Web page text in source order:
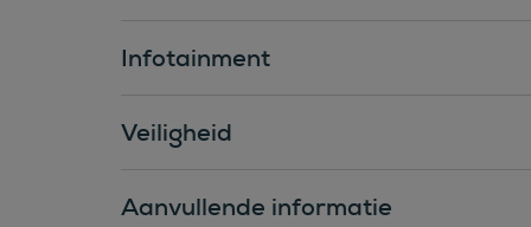
Infotainment
Veiligheid
Aanvullende informatie